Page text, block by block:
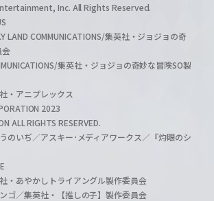
Inc. All Rights Reserved.
LAND COMMUNICATIONS/集英社・ジョジョの奇
会
集英社・ジョジョの奇妙な冒険SO製
・アニプレックス
2023
ALL RIGHTS RESERVED.
のいぢ／アスキー･メディアワークス／『灼眼のシ
・あやかしトライアングル製作委員会
／集英社・【推しの子】製作委員会